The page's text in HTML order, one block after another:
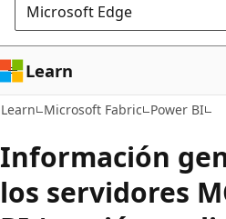
Microsoft Edge
Learn
Learn Microsoft Fabric Power BI
Información
los servidores